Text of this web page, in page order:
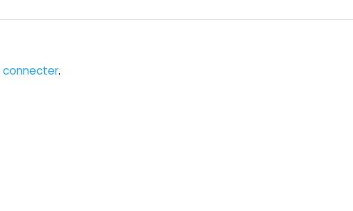
connecter.